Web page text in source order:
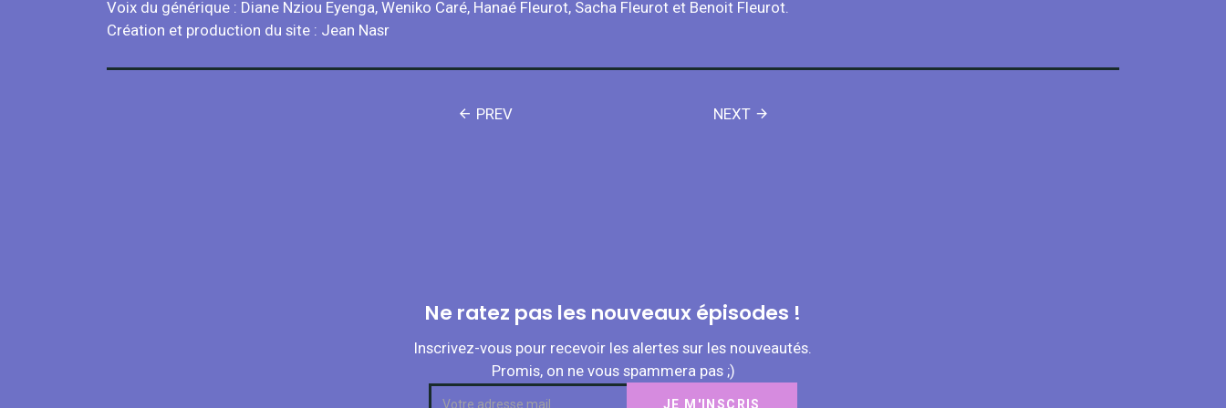
Voix du générique : Diane Nziou Eyenga, Weniko Caré, Hanaé Fleurot, Sacha Fleurot et Benoit Fleurot.
Création et production du site : Jean Nasr
PREV NEXT
Ne ratez pas les nouveaux épisodes !
Inscrivez-vous pour recevoir les alertes sur les nouveautés.
Promis, on ne vous spammera pas ;)
Subscription